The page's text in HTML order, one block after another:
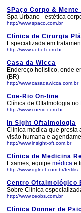
SPaço Corpo &
Spa Urbano - estética
http://www.spaco.com.br
Clínica de Cirurgia
Especializada em
http://www.uebel.com.br
Casa da Wicca
Endereço holístico, onde
(BR)
http://www.casadawicca.com.br
Coe-Rio On-line
Clínica de Oftalmologia no
http://www.coerio.com.br
In Sight Oftalmologia
Clínica médica que presta
visão humana e
http://www.insight-oft.com.br
Clínica de Medicina
Exames, equipe médica e
http://www.dglnet.com.br/fertilis
Centro Oftalmológico
Sobre Clínica
http://www.ceobs.com.br
Clínica Donner de